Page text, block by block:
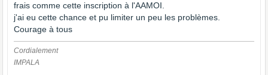
frais comme cette inscription à l'AAMOI.
j'ai eu cette chance et pu limiter un peu les problèmes.
Courage à tous
Cordialement
IMPALA